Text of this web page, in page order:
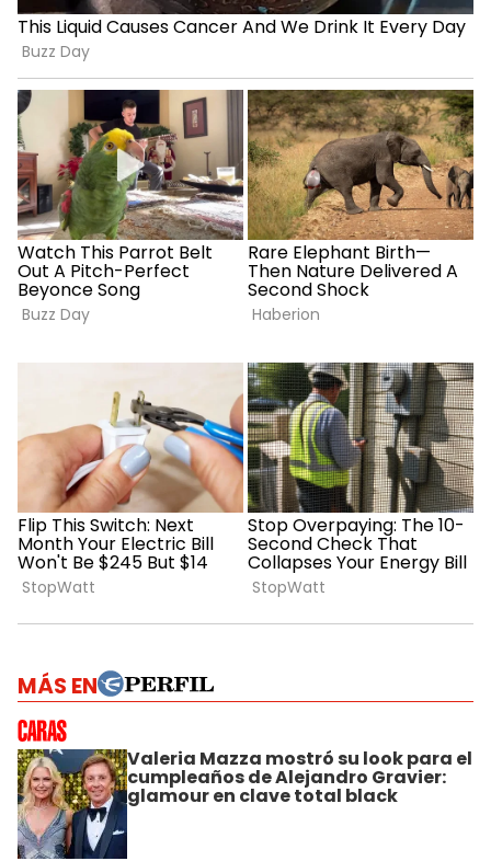
MÁS EN
Valeria Mazza mostró su look para el
cumpleaños de Alejandro Gravier:
glamour en clave total black